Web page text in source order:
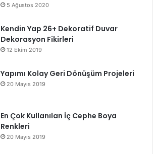
5 Ağustos 2020
Kendin Yap 26+ Dekoratif Duvar
Dekorasyon Fikirleri
12 Ekim 2019
Yapımı Kolay Geri Dönüşüm Projeleri
20 Mayıs 2019
En Çok Kullanılan İç Cephe Boya
Renkleri
20 Mayıs 2019